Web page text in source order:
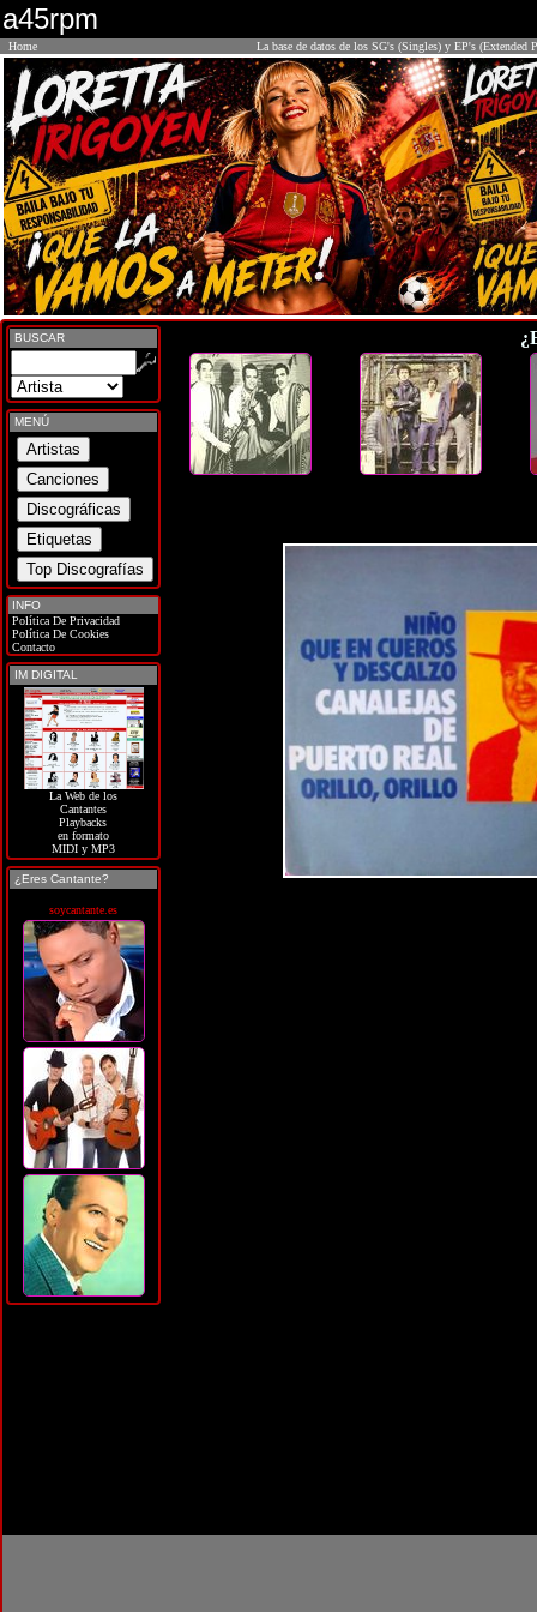
a45rpm
Home La base de datos de los SG's (Singles) y EP's (Extended
BUSCAR
MENÚ
INFO
Política De Privacidad
Política De Cookies
Contacto
IM DIGITAL
La Web de los
Cantantes
Playbacks
en formato
MIDI y MP3
¿Eres Cantante?
soycantante.es